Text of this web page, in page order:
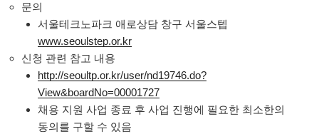
문의
서울테크노파크 애로상담 창구 서울스텝
www.seoulstep.or.kr
신청 관련 참고 내용
http://seoultp.or.kr/user/nd19746.do?
View&boardNo=00001727
채용 지원 사업 종료 후 사업 진행에 필요한 최소한의
동의를 구할 수 있음